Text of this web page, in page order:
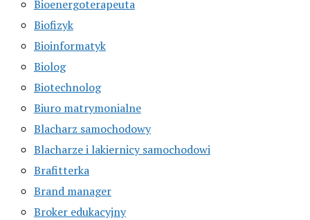
Bioenergoterapeuta
Biofizyk
Bioinformatyk
Biolog
Biotechnolog
Biuro matrymonialne
Blacharz samochodowy
Blacharze i lakiernicy samochodowi
Brafitterka
Brand manager
Broker edukacyjny